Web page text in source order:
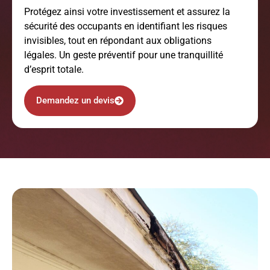
Protégez ainsi votre investissement et assurez la
sécurité des occupants en identifiant les risques
invisibles, tout en répondant aux obligations
légales. Un geste préventif pour une tranquillité
d’esprit totale.
Demandez un devis